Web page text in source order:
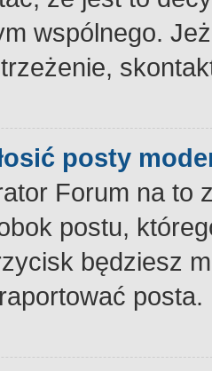
wspólnego.
posty
Forum na to
postu,
będziesz
posta.